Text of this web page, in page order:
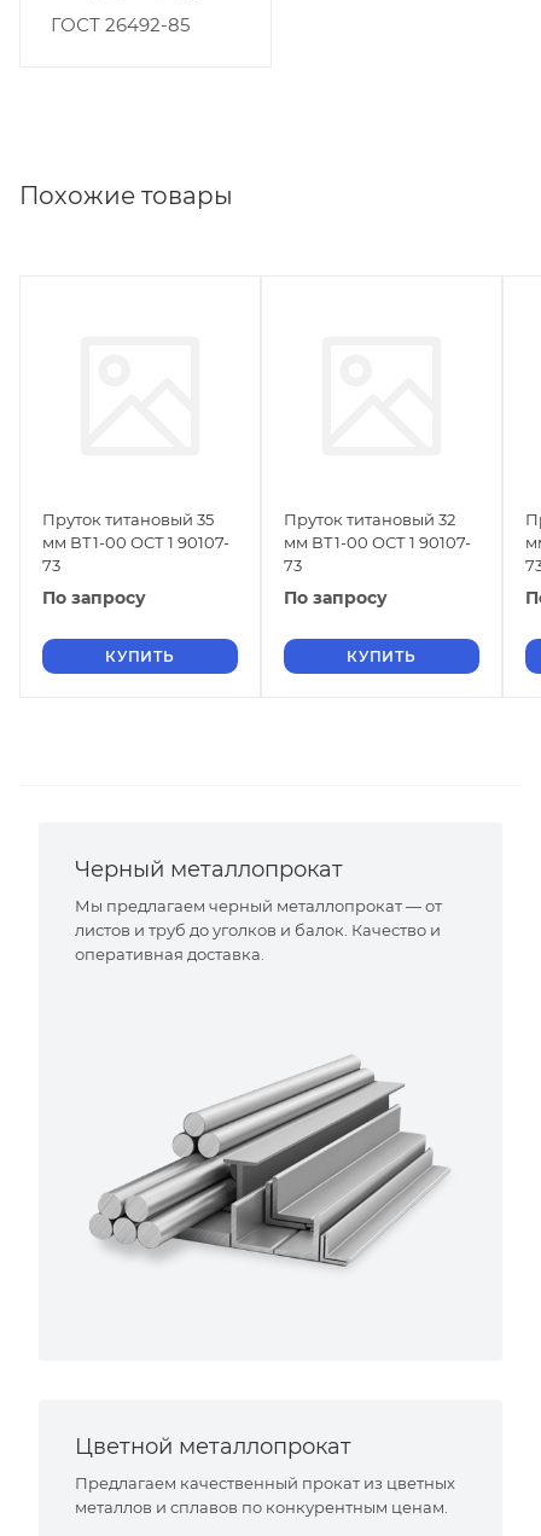
ГОСТ 26492-85
Похожие товары
Пруток титановый 35
мм ВТ1-00 ОСТ 1 90107-
73
По запросу
КУПИТЬ
Пруток титановый 32
мм ВТ1-00 ОСТ 1 90107-
73
По запросу
КУПИТЬ
Черный металлопрокат
Мы предлагаем черный металлопрокат — от
листов и труб до уголков и балок. Качество и
оперативная доставка.
Цветной металлопрокат
Предлагаем качественный прокат из цветных
металлов и сплавов по конкурентным ценам.